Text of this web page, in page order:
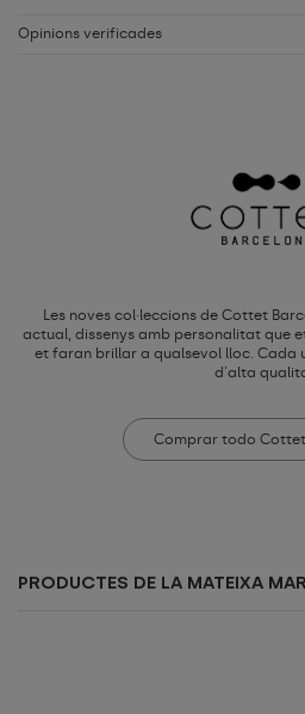
Opinions verificades
Les noves col·leccions de Cottet
actual, dissenys amb personalitat que
et faran brillar a qualsevol lloc. Cada
d'alta
Comprar todo
PRODUCTES DE LA MATEIXA